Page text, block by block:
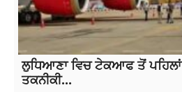
ਲੁਧਿਆਣਾ ਵਿਚ ਟੇਕਆਫ ਤੋਂ
ਤਕਨੀਕੀ...